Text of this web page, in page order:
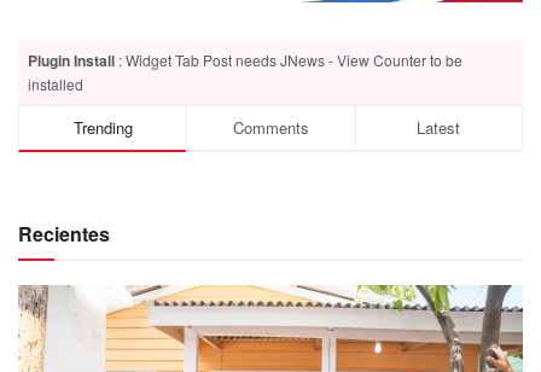
Plugin Install : Widget Tab Post needs JNews - View Counter to be
installed
Trending Comments Latest
Recientes